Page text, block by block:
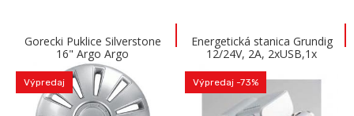
Gorecki Puklice Silverstone
16" Argo Argo
Výpredaj
Energetická stanica Grundig
12/24V, 2A, 2xUSB,1x
Výpredaj -73%